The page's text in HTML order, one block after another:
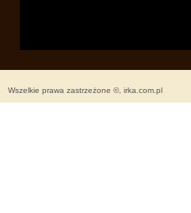
Wszelkie prawa zastrzeżone ©, irka.com.pl